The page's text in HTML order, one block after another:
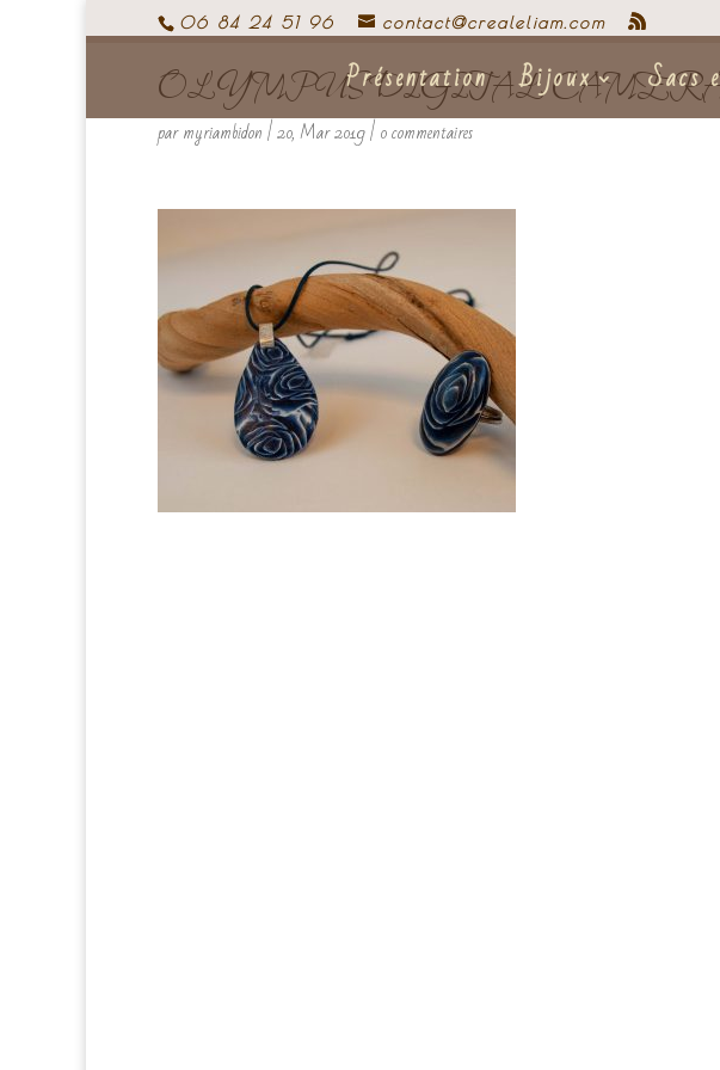
06 84 24 51 96 contact@crealeliam.com
Présentation Bijoux Sacs
OLYMPUS DIGITAL
parmyriambidon|20, Mar 2019|0 commentaires